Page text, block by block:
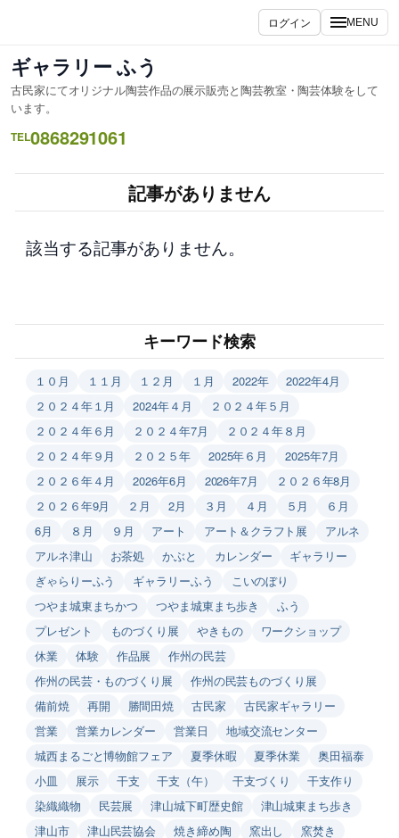
ス
キ
ッ
プ
ログイン MENU
ギャラリー ふう
古民家にてオリジナル陶芸作品の展示販売と陶芸教室・陶芸体験をして
います。
TEL0868291061
記事がありません
該当する記事がありません。
キーワード検索
１０月 １１月 １２月 １月 2022年
2022年4月
２０２４年１月
2024年４月
２０２４年５月
２０２４年６月
２０２４年7月
２０２４年８月
２０２４年９月
２０２５年 2025年６月
2025年7月
２０２６年４月
2026年6月 2026年7月
２０２６年8月
２０２６年9月
２月 2月 ３月 ４月 ５月
６月
6月
８月 ９月 アート アート＆クラフト展
アルネ
アルネ津山
お茶処 かぶと カレンダー
ギャラリー
ぎゃらりーふう
ギャラリーふう
こいのぼり
つやま城東まちかつ
つやま城東まち歩き
ふう
プレゼント
ものづくり展 やきもの
ワークショップ
休業
体験 作品展
作州の民芸
作州の民芸・ものづくり展
作州の民芸ものづくり展
備前焼
再開 勝間田焼 古民家
古民家ギャラリー
営業
営業カレンダー 営業日
地域交流センター
城西まるごと博物館フェア
夏季休暇 夏季休業
奥田福泰
小皿
展示 干支 干支（午） 干支づくり
干支作り
染織織物
民芸展 津山城下町歴史館
津山城東まち歩き
津山市
津山民芸協会 焼き締め陶 窯出し
窯焚き